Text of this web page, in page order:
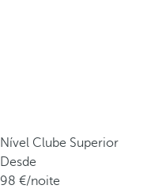
Nível Clube Superior
Desde
98
/noite